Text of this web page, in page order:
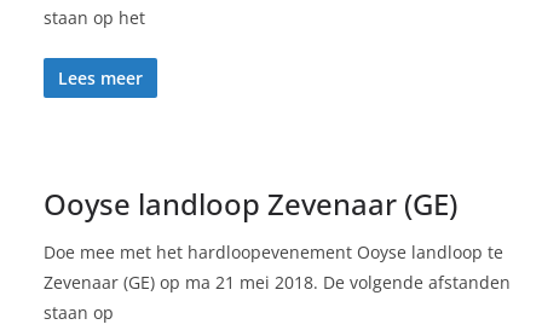
staan op het
Lees meer
Ooyse landloop Zevenaar (GE)
Doe mee met het hardloopevenement Ooyse landloop te
Zevenaar (GE) op ma 21 mei 2018. De volgende afstanden
staan op